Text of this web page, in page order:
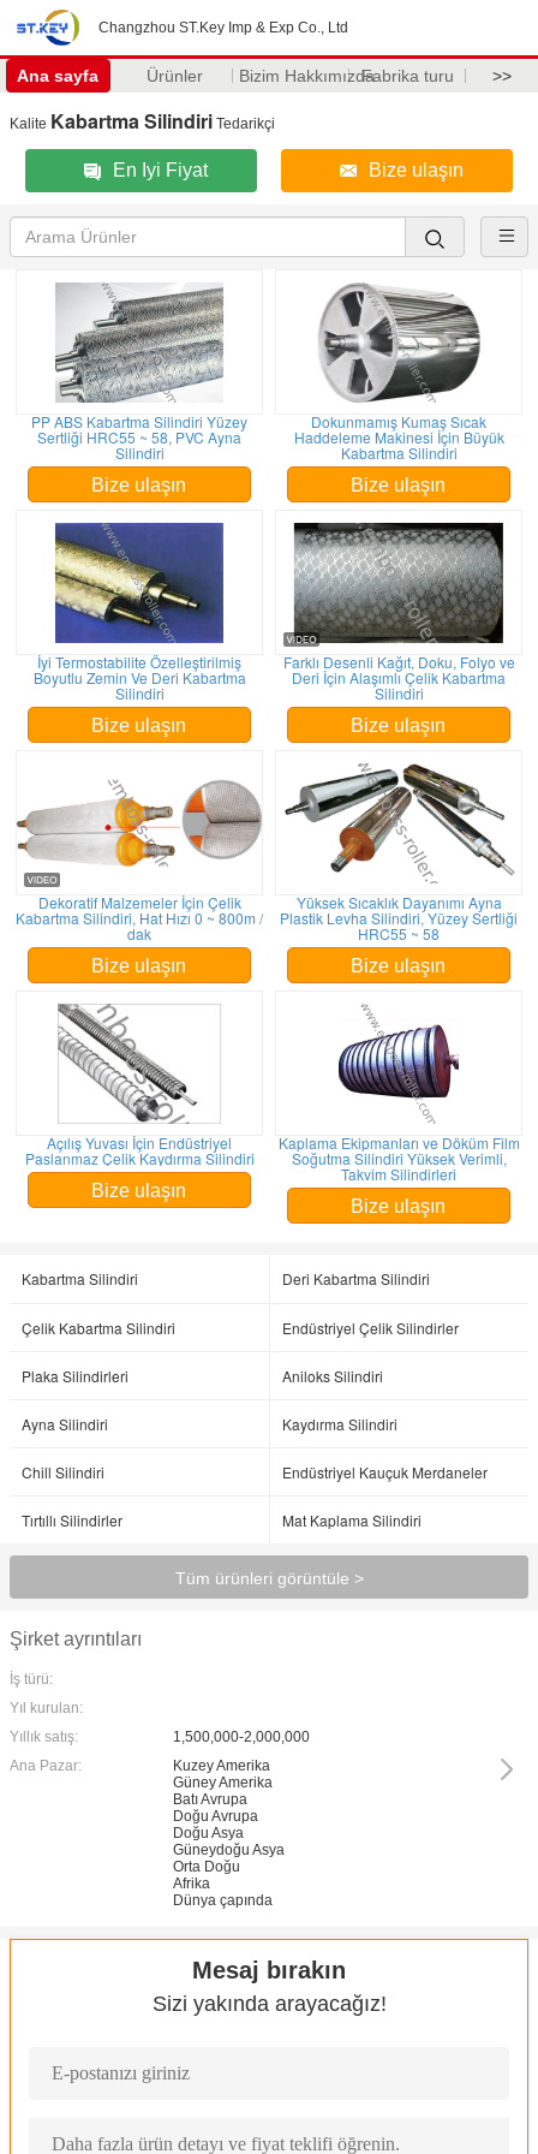
Changzhou ST.Key Imp & Exp Co., Ltd
Ana sayfa Ürünler Bizim HakkımızdaFabrika turu >>
Kalite Kabartma Silindiri Tedarikçi
En Iyi Fiyat Bize ulaşın
PP ABS Kabartma Silindiri Yüzey
Sertliği HRC55 ~ 58, PVC Ayna
Silindiri
Bize ulaşın
Dokunmamış Kumaş Sıcak
Haddeleme Makinesi İçin Büyük
Kabartma Silindiri
Bize ulaşın
İyi Termostabilite Özelleştirilmiş
Boyutlu Zemin Ve Deri Kabartma
Silindiri
Bize ulaşın
Farklı Desenli Kağıt, Doku, Folyo ve
Deri İçin Alaşımlı Çelik Kabartma
Silindiri
Bize ulaşın
Dekoratif Malzemeler İçin Çelik
Kabartma Silindiri, Hat Hızı 0 ~ 800m /
dak
Bize ulaşın
Yüksek Sıcaklık Dayanımı Ayna
Plastik Levha Silindiri, Yüzey Sertliği
HRC55 ~ 58
Bize ulaşın
Açılış Yuvası İçin Endüstriyel
Paslanmaz Çelik Kaydırma Silindiri
Bize ulaşın
Kaplama Ekipmanları ve Döküm Film
Soğutma Silindiri Yüksek Verimli,
Takvim Silindirleri
Bize ulaşın
Kabartma Silindiri Deri Kabartma Silindiri
Çelik Kabartma Silindiri Endüstriyel Çelik Silindirler
Plaka Silindirleri Aniloks Silindiri
Ayna Silindiri Kaydırma Silindiri
Chill Silindiri Endüstriyel Kauçuk Merdaneler
Tırtıllı Silindirler Mat Kaplama Silindiri
Tüm ürünleri görüntüle >
Şirket ayrıntıları
İş türü:
Yıl kurulan:
Yıllık satış:
1,500,000-2,000,000
Ana Pazar:
Kuzey Amerika
Güney Amerika
Batı Avrupa
Doğu Avrupa
Doğu Asya
Güneydoğu Asya
Orta Doğu
Afrika
Dünya çapında
Mesaj bırakın
Sizi yakında arayacağız!